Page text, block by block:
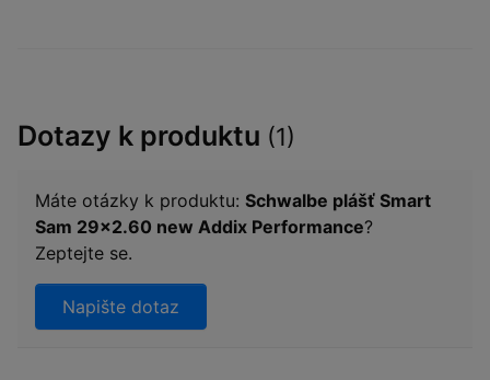
Dotazy k produktu (1)
Máte otázky k produktu: Schwalbe plášť Smart
Sam 29x2.60 new Addix Performance?
Zeptejte se.
Napište dotaz